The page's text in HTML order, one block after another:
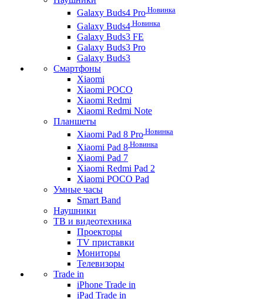
Galaxy Buds4 Pro Новинка
Galaxy Buds4 Новинка
Galaxy Buds3 FE
Galaxy Buds3 Pro
Galaxy Buds3
Смартфоны
Xiaomi
Xiaomi POCO
Xiaomi Redmi
Xiaomi Redmi Note
Планшеты
Xiaomi Pad 8 Pro Новинка
Xiaomi Pad 8 Новинка
Xiaomi Pad 7
Xiaomi Redmi Pad 2
Xiaomi POCO Pad
Умные часы
Smart Band
Наушники
ТВ и видеотехника
Проекторы
TV приставки
Мониторы
Телевизоры
Trade in
iPhone Trade in
iPad Trade in